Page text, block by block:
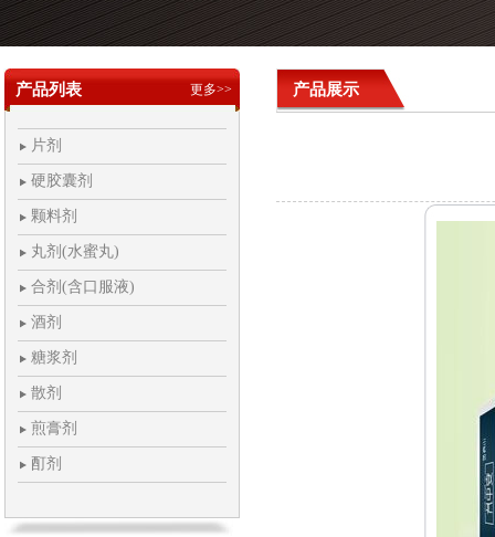
产品列表 更多>>
片剂
硬胶囊剂
颗料剂
丸剂(水蜜丸)
合剂(含口服液)
酒剂
糖浆剂
散剂
煎膏剂
酊剂
产品展示